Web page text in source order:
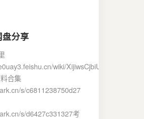
分享
wiki/
合集
s/c6811238750d27
s/d6427c331327考